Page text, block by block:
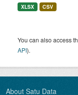
XLSX CSV
You can also access
API).
About Satu Data